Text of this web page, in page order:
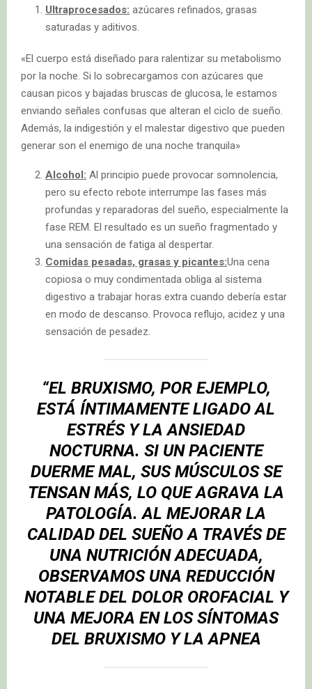
Ultraprocesados: azúcares refinados, grasas
saturadas y aditivos.
«El cuerpo está diseñado para ralentizar su metabolismo
por la noche. Si lo sobrecargamos con azúcares que
causan picos y bajadas bruscas de glucosa, le estamos
enviando señales confusas que alteran el ciclo de sueño.
Además, la indigestión y el malestar digestivo que pueden
generar son el enemigo de una noche tranquila»
Alcohol: Al principio puede provocar somnolencia,
pero su efecto rebote interrumpe las fases más
profundas y reparadoras del sueño, especialmente la
fase REM. El resultado es un sueño fragmentado y
una sensación de fatiga al despertar.
Comidas pesadas, grasas y picantes:Una cena
copiosa o muy condimentada obliga al sistema
digestivo a trabajar horas extra cuando debería estar
en modo de descanso. Provoca reflujo, acidez y una
sensación de pesadez.
“EL BRUXISMO, POR EJEMPLO,
ESTÁ ÍNTIMAMENTE LIGADO AL
ESTRÉS Y LA ANSIEDAD
NOCTURNA. SI UN PACIENTE
DUERME MAL, SUS MÚSCULOS SE
TENSAN MÁS, LO QUE AGRAVA LA
PATOLOGÍA. AL MEJORAR LA
CALIDAD DEL SUEÑO A TRAVÉS DE
UNA NUTRICIÓN ADECUADA,
OBSERVAMOS UNA REDUCCIÓN
NOTABLE DEL DOLOR OROFACIAL Y
UNA MEJORA EN LOS SÍNTOMAS
DEL BRUXISMO Y LA APNEA